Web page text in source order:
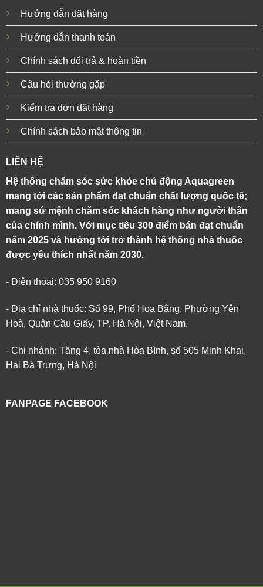
Hướng dẫn đặt hàng
Hướng dẫn thanh toán
Chính sách đổi trả & hoàn tiền
Câu hỏi thường gặp
Kiểm tra đơn đặt hàng
Chính sách bảo mật thông tin
LIÊN HỆ
Hệ thống chăm sóc sức khỏe chủ động Aquagreen
mang tới các sản phẩm đạt chuẩn chất lượng quốc tế;
mang sứ mệnh chăm sóc khách hàng như người thân
của chính mình. Với mục tiêu 300 điểm bán đạt chuẩn
năm 2025 và hướng tới trở thành hệ thống nhà thuốc
được yêu thích nhất năm 2030.
- Điện thoại: 035 950 9160
- Địa chỉ nhà thuốc: Số 99, Phố Hoa Bằng, Phường Yên
Hoà, Quận Cầu Giấy, TP. Hà Nội, Việt Nam.
- Chi nhánh: Tầng 4, tòa nhà Hòa Bình, số 505 Minh Khai,
Hai Bà Trưng, Hà Nội
FANPAGE FACEBOOK